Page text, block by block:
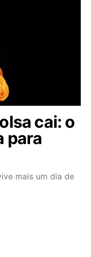
cai: o
para
mais um dia de